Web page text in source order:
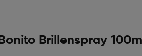
Bonito Brillenspray 100ml